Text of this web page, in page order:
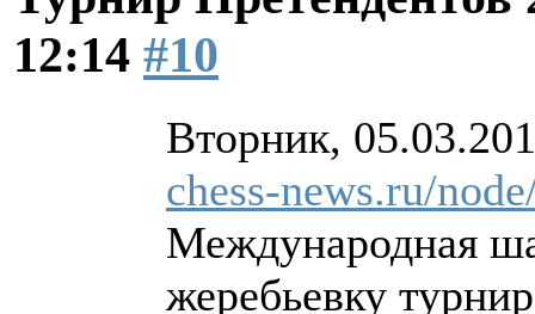
12:14 #10
Вторник,
chess-news.ru/
Международная
жеребьевку